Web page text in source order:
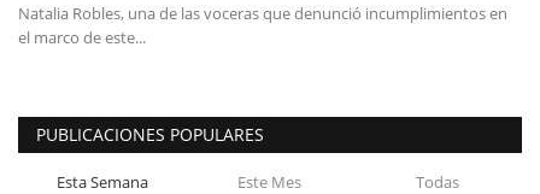
Natalia Robles, una de las voceras que denunció incumplimientos en
el marco de este...
PUBLICACIONES POPULARES
Esta Semana Este Mes Todas